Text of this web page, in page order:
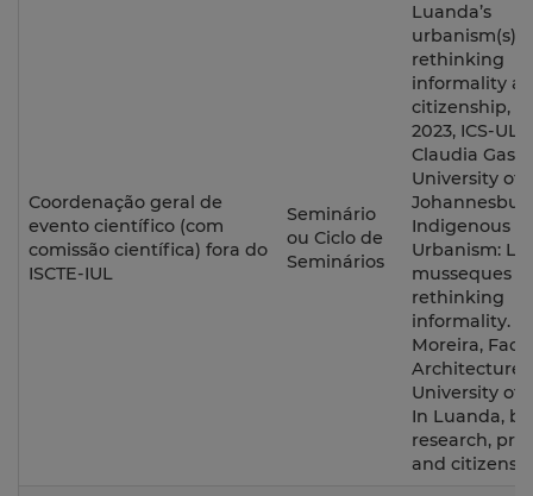
Coordenação geral de
evento científico (com
comissão científica) fora do
ISCTE-IUL
Seminário
ou Ciclo de
Seminários
Luanda’s
urbanism(s):
rethinking
informality
citizenship,
2023, ICS-
Claudia
University of
Indigenous
Urbanism:
musseques
rethinking
informality.
Moreira,
Architecture,
University of
In Luanda,
research,
and